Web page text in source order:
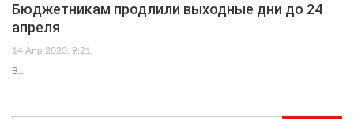
Бюджетникам продлили выходные дни до 24
апреля
14 Апр 2020, 9:21
В…